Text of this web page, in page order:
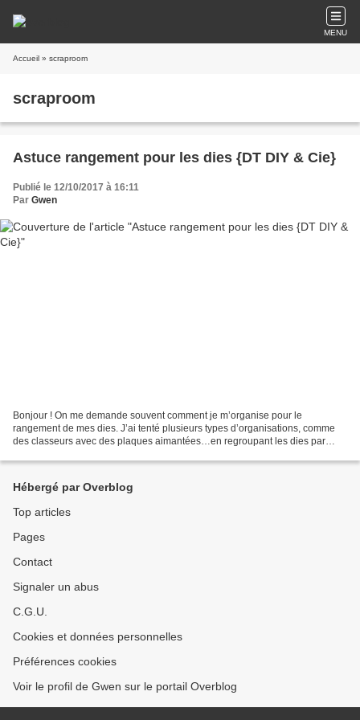
MENU
Accueil » scraproom
scraproom
Astuce rangement pour les dies {DT DIY & Cie}
Publié le 12/10/2017 à 16:11
Par Gwen
Bonjour ! On me demande souvent comment je m’organise pour le
rangement de mes dies. J’ai tenté plusieurs types d’organisations, comme
des classeurs avec des plaques aimantées…en regroupant les dies par
Hébergé par Overblog
Top articles
Pages
Contact
Signaler un abus
C.G.U.
Cookies et données personnelles
Préférences cookies
Voir le profil de Gwen sur le portail Overblog